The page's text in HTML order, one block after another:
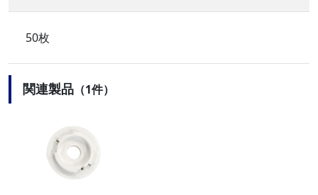
50枚
関連製品 （1件）